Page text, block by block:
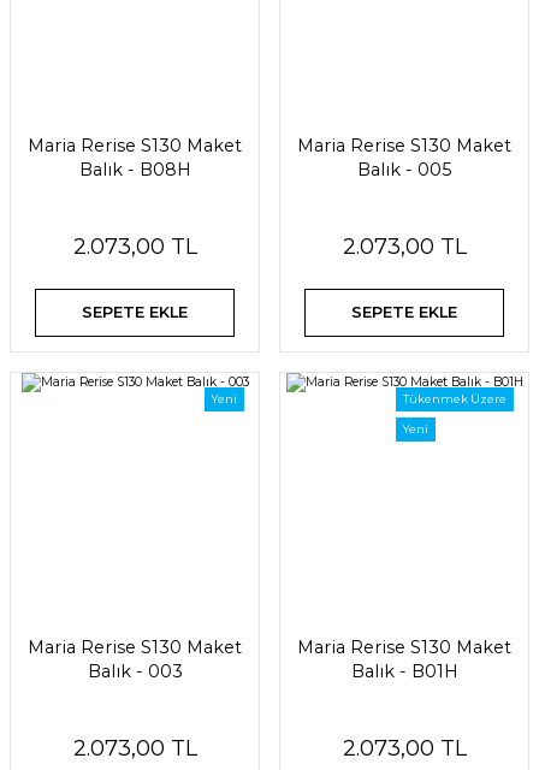
Maria Rerise S130 Maket
Balık - B08H
2.073,00 TL
SEPETE EKLE
Maria Rerise S130 Maket
Balık - 005
2.073,00 TL
SEPETE EKLE
Yeni
Maria Rerise S130 Maket
Balık - 003
2.073,00 TL
Tükenmek Üzere
Yeni
Maria Rerise S130 Maket
Balık - B01H
2.073,00 TL